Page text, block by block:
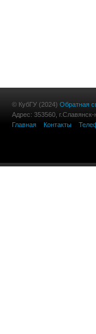
© КубГУ (2024) Обратная
Адрес: 353560,
Главная
Контакты